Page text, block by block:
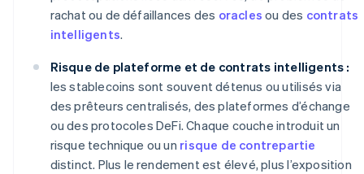
rachat ou de défaillances des oracles ou des contrats
intelligents.
Risque de plateforme et de contrats intelligents :
les stablecoins sont souvent détenus ou utilisés via
des prêteurs centralisés, des plateformes d’échange
ou des protocoles DeFi. Chaque couche introduit un
risque technique ou un risque de contrepartie
distinct. Plus le rendement est élevé, plus l’exposition